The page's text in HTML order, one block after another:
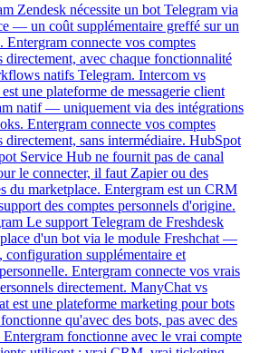
Zendesk nécessite un bot Telegram via
— un coût supplémentaire greffé sur un
Entergram connecte vos comptes
directement, avec chaque fonctionnalité
natifs Telegram. Intercom vs
une plateforme de messagerie client
natif — uniquement via des intégrations
Entergram connecte vos comptes
directement, sans intermédiaire. HubSpot
Service Hub ne fournit pas de canal
le connecter, il faut Zapier ou des
du marketplace. Entergram est un CRM
des comptes personnels d'origine.
Le support Telegram de Freshdesk
place d'un bot via le module Freshchat —
configuration supplémentaire et
Entergram connecte vos vrais
directement. ManyChat vs
est une plateforme marketing pour bots
qu'avec des bots, pas avec des
Entergram fonctionne avec le vrai compte